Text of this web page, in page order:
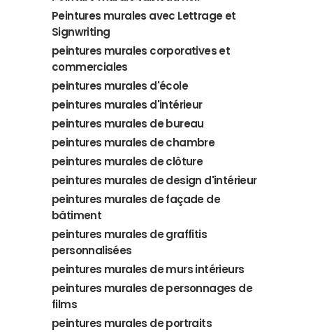
Peintures murales avec Lettrage et
Signwriting
peintures murales corporatives et
commerciales
peintures murales d'école
peintures murales d'intérieur
peintures murales de bureau
peintures murales de chambre
peintures murales de clôture
peintures murales de design d'intérieur
peintures murales de façade de
bâtiment
peintures murales de graffitis
personnalisées
peintures murales de murs intérieurs
peintures murales de personnages de
films
peintures murales de portraits